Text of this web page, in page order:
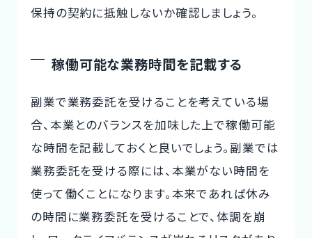
保持の契約に抵触しないか確認しましょう。
稼働可能な業務時間を記載する
副業で業務委託を受けることを考えている場
合、本業とのバランスを加味した上で稼働可能
な時間を記載しておくと良いでしょう。副業では
業務委託を受ける際には、本業がない時間を
使って働くことになります。本来であれば休み
の時間に業務委託を受けることで、体調を崩